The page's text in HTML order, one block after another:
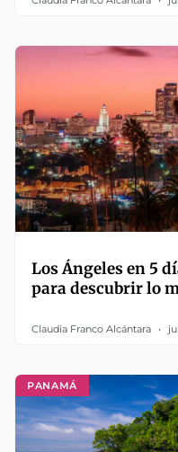
Los Ángeles en 5
para descubrir lo
Claudia Franco Alcántara
PANAMÁ